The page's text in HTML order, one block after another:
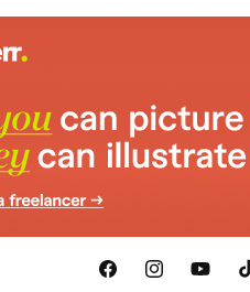
FacebookInstagramYouTube